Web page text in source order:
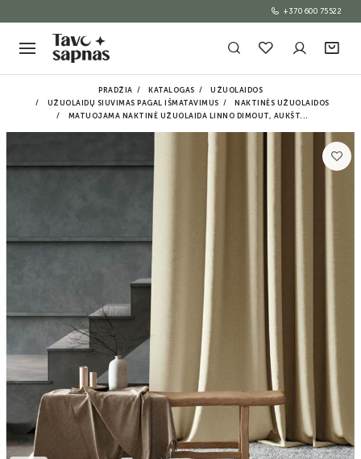
+370 600 75522
PRADŽIA KATALOGAS
UŽUOLAIDOS
UŽUOLAIDŲ SIUVIMAS PAGAL IŠMATAVIMUS
NAKTINĖS UŽUOLAIDOS
MATUOJAMA NAKTINĖ UŽUOLAIDA LINNO DIMOUT, AUKŠT...